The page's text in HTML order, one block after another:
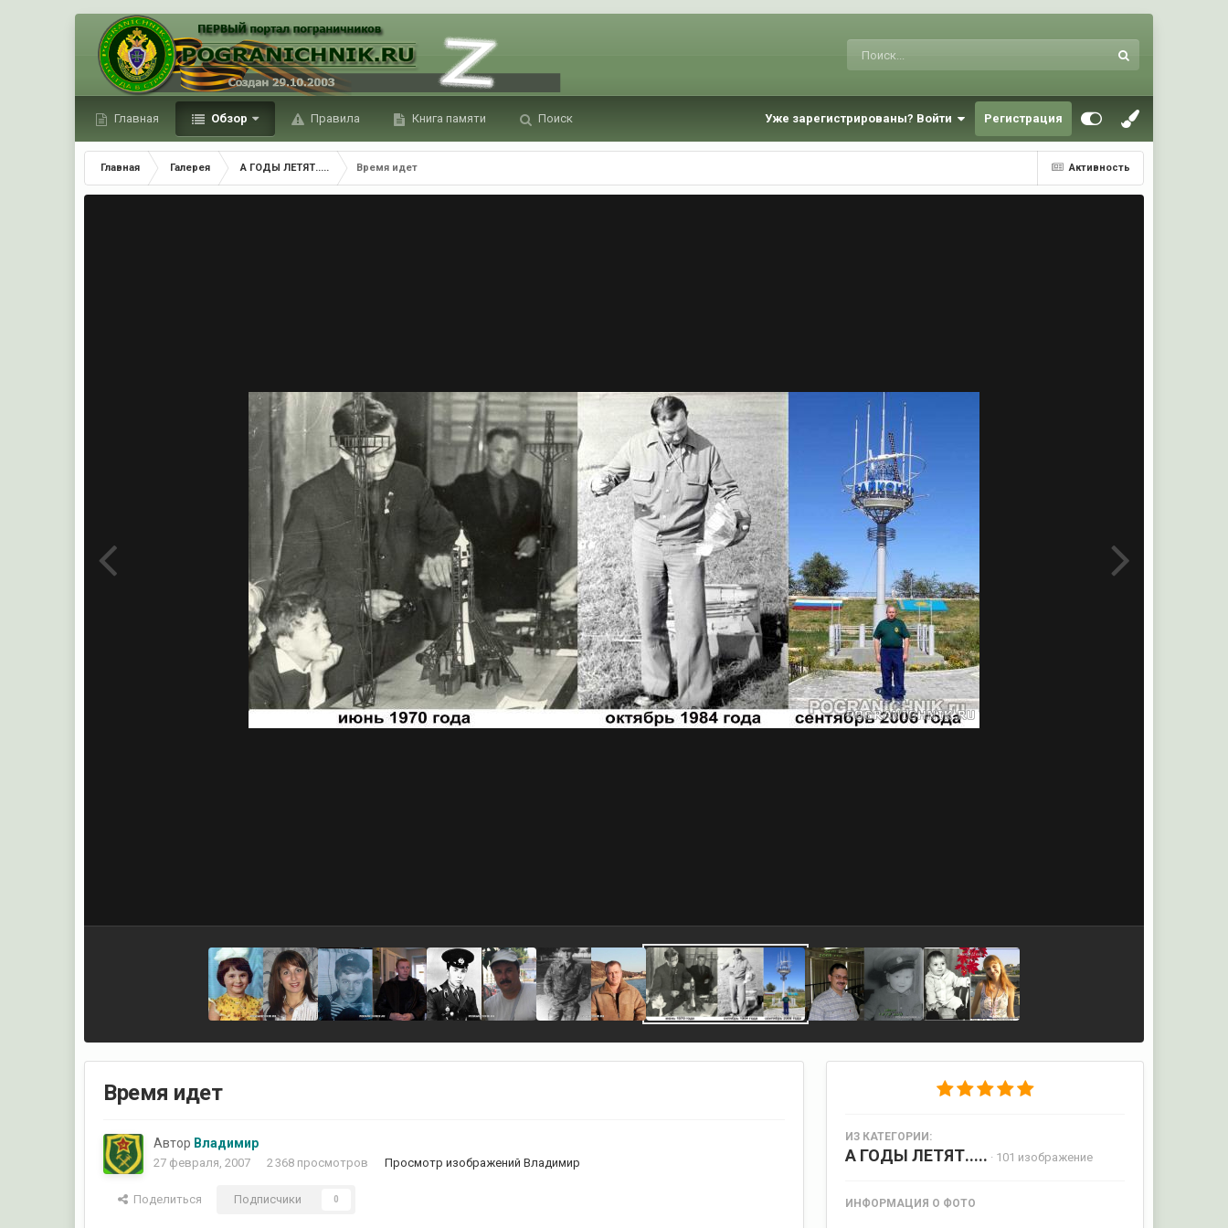
Главная Обзор Правила Книга памяти Поиск Уже зарегистрированы? Войти Регистрация
Активность
Главная Галерея А ГОДЫ ЛЕТЯТ..... Время идет
Время идет
Автор Владимир
27 февраля, 2007 2 368 просмотров Просмотр изображений Владимир
Поделиться Подписчики 0
ИЗ КАТЕГОРИИ:
А ГОДЫ ЛЕТЯТ..... · 101 изображение
ИНФОРМАЦИЯ О ФОТО